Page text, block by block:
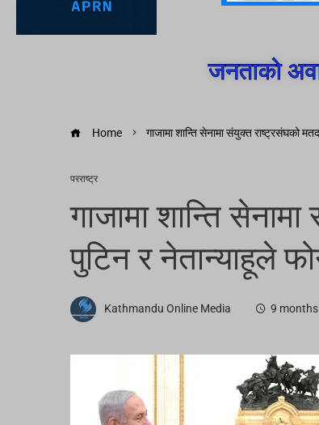
जनताको
Home गाजामा शान्ति सेनामा संयुक्त राष्ट्रसंघको
परराष्ट्र
गाजामा शान्ति
पुटिन र नेतान्याहूले
Kathmandu Online Media 9